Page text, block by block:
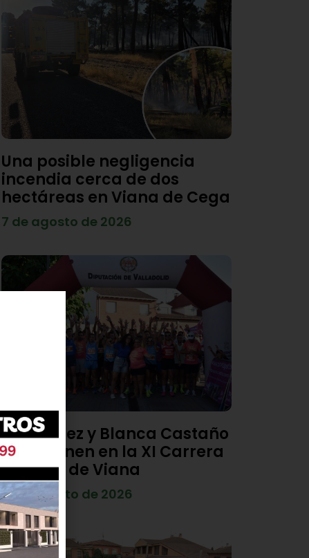
Una posible negligencia
incendia cerca de dos
hectáreas en Viana de Cega
7 de agosto de 2026
Diego Díez y Blanca Castaño
se imponen en la XI Carrera
Popular de Viana
4 de agosto de 2026